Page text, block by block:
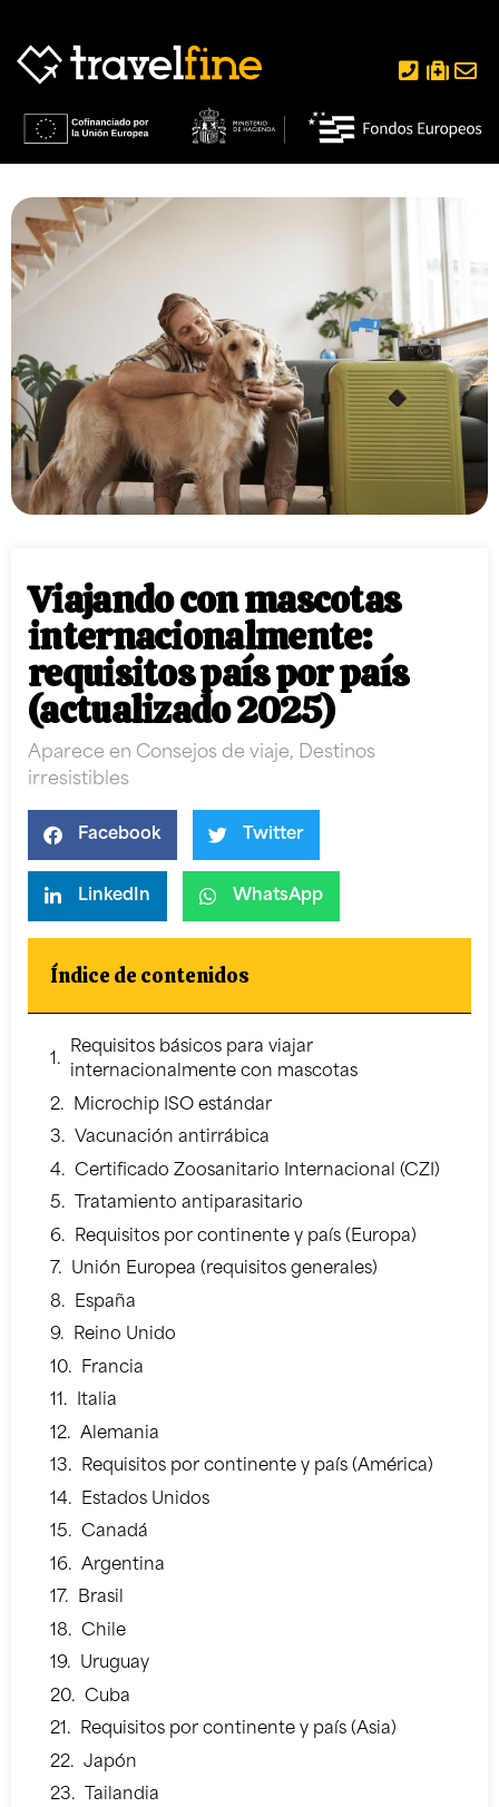
Viajando con mascotas
internacionalmente:
requisitos país por país
(actualizado 2025)
Aparece en Consejos de viaje, Destinos
irresistibles
Facebook Twitter
LinkedIn WhatsApp
Índice de contenidos
Requisitos básicos para viajar
internacionalmente con mascotas
Microchip ISO estándar
Vacunación antirrábica
Certificado Zoosanitario Internacional (CZI)
Tratamiento antiparasitario
Requisitos por continente y país (Europa)
Unión Europea (requisitos generales)
España
Reino Unido
Francia
Italia
Alemania
Requisitos por continente y país (América)
Estados Unidos
Canadá
Argentina
Brasil
Chile
Uruguay
Cuba
Requisitos por continente y país (Asia)
Japón
Tailandia